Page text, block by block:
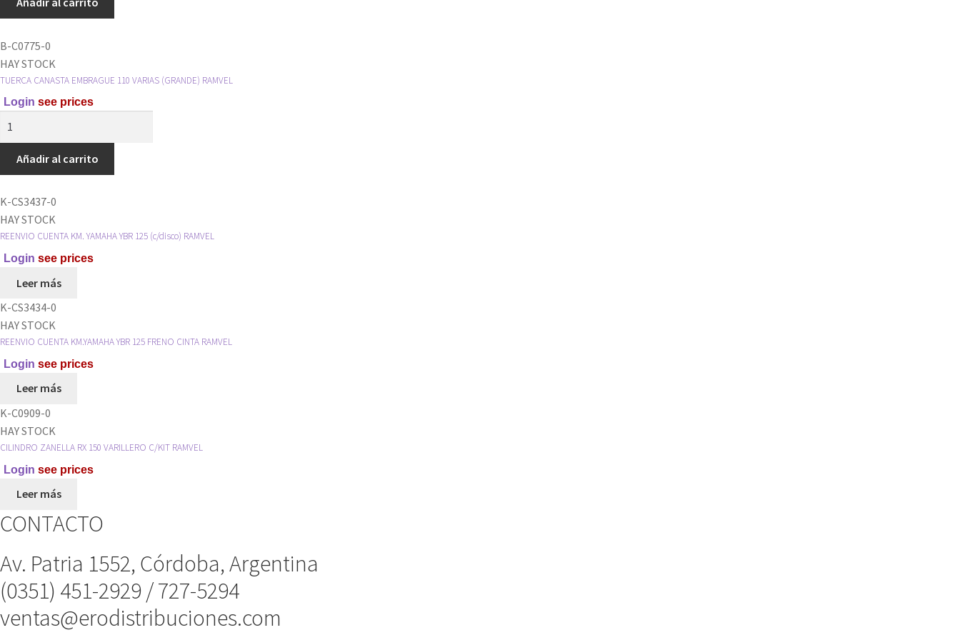
4
TORNILLO
RAMVEL
cantidad
B-C0775-0
HAY STOCK
TUERCA CANASTA EMBRAGUE 110 VARIAS (GRANDE) RAMVEL
Login see prices
EMBRAGUE
110
(GRANDE)
RAMVEL
cantidad
Añadir al carrito
K-CS3437-0
HAY STOCK
REENVIO CUENTA KM. YAMAHA YBR 125 (c/disco) RAMVEL
Login see prices
Leer más
K-CS3434-0
HAY STOCK
REENVIO CUENTA KM.YAMAHA YBR 125 FRENO CINTA RAMVEL
Login see prices
Leer más
K-C0909-0
HAY STOCK
CILINDRO ZANELLA RX 150 VARILLERO C/KIT RAMVEL
Login see prices
Leer más
CONTACTO
Av. Patria 1552, Córdoba, Argentina
(0351) 451-2929 / 727-5294
ventas@erodistribuciones.com